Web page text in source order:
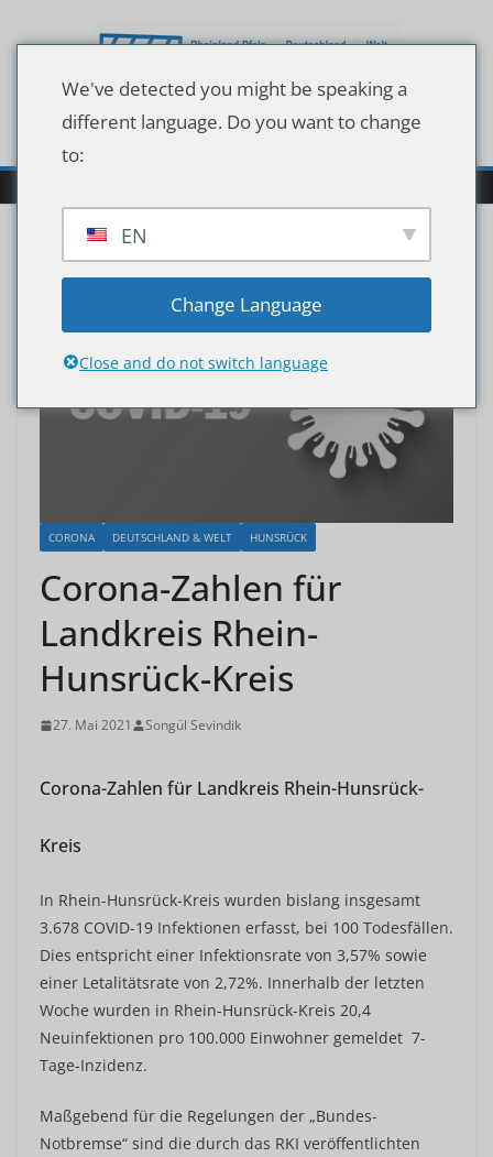
Inhalt
CORONA DEUTSCHLAND & WELT HUNSRÜCK
Corona-Zahlen für
Landkreis Rhein-
Hunsrück-Kreis
27. Mai 2021 Songül Sevindik
Corona-Zahlen für Landkreis Rhein-Hunsrück-
Kreis
In Rhein-Hunsrück-Kreis wurden bislang insgesamt
3.678 COVID-19 Infektionen erfasst, bei 100 Todesfällen.
Dies entspricht einer Infektionsrate von 3,57% sowie
einer Letalitätsrate von 2,72%. Innerhalb der letzten
Woche wurden in Rhein-Hunsrück-Kreis 20,4
Neuinfektionen pro 100.000 Einwohner gemeldet 7-
Tage-Inzidenz.
Maßgebend für die Regelungen der „Bundes-
Notbremse“ sind die durch das RKI veröffentlichten
We've detected you might be speaking a
different language. Do you want to change
to:
EN
Change Language
Close and do not switch language